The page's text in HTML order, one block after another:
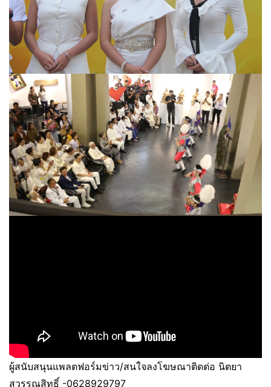
ผู้สนับสนุนแพลตฟอร์มข่าว/สนใจลงโฆษณาติดต่อ นิตยา
สุวรรณสิทธิ์ -0628929797